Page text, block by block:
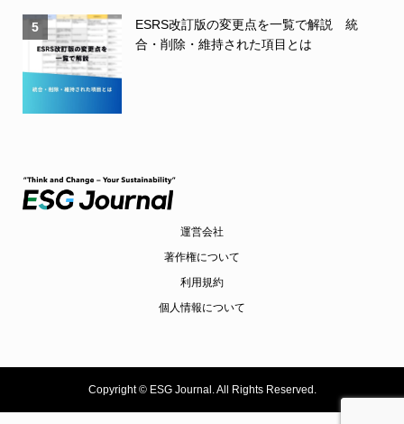
5
ESRS改訂版の変更点を一覧で解説 統
合・削除・維持された項目とは
運営会社
著作権について
利用規約
個人情報について
Copyright ©ESG Journal. All Rights Reserved.